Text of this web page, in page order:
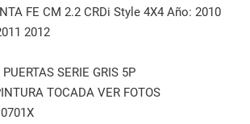
FE CM 2.2 CRDi Style 4X4 Año: 2010
2012
PUERTAS SERIE GRIS 5P
TOCADA VER FOTOS